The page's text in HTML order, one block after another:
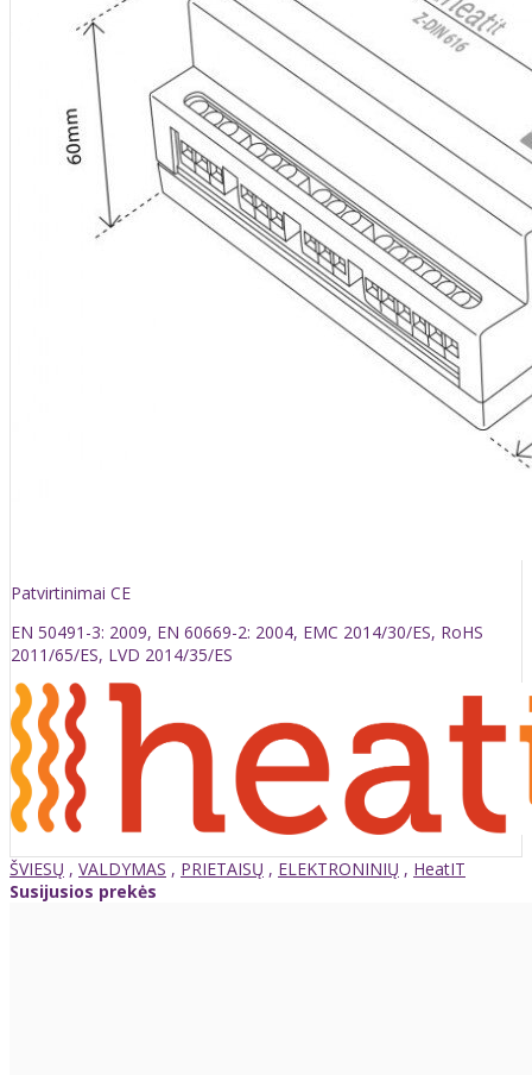
Patvirtinimai CE
EN 50491-3: 2009, EN 60669-2: 2004, EMC 2014/30/ES, RoHS
2011/65/ES, LVD 2014/35/ES
ŠVIESŲ , VALDYMAS , PRIETAISŲ , ELEKTRONINIŲ , HeatIT
Susijusios prekės